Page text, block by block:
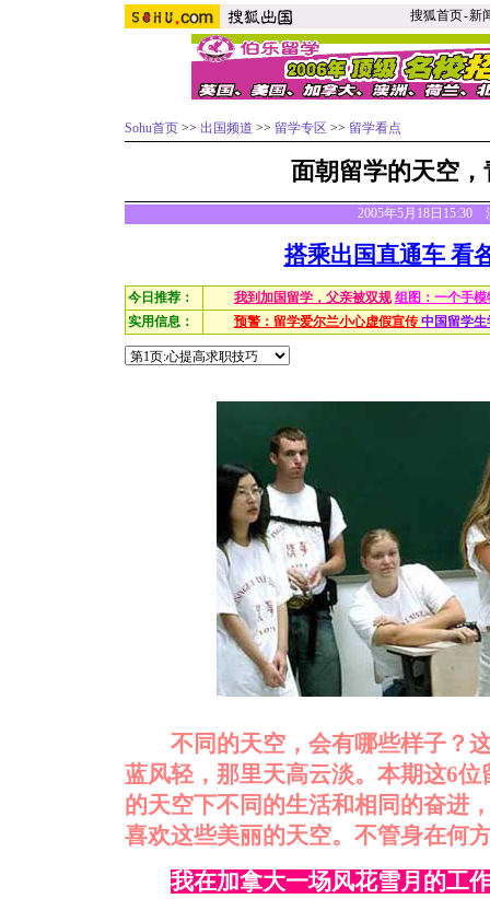
搜狐首页-新
Sohu首页 >> 出国频道 >> 留学专区 >> 留学看点
面朝留学的天空
2005年5月18日15:30
搭乘出国直通车 看
今日推荐： 我到加国留学，父亲被双规 组图：一个手
实用信息：
预警：留学爱尔兰小心虚假宣传 中国留学
不同的天空，会有哪些样子？
蓝风轻，那里天高云淡。本期这6
的天空下不同的生活和相同的奋进
喜欢这些美丽的天空。不管身在何
我在加拿大一场风花雪月的工